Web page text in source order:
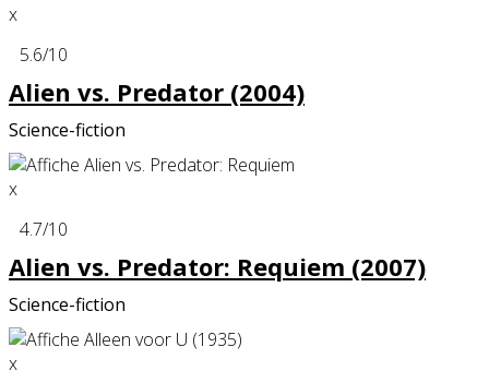
x
5.6/10
Alien vs. Predator (2004)
Science-fiction
x
4.7/10
Alien vs. Predator: Requiem (2007)
Science-fiction
x